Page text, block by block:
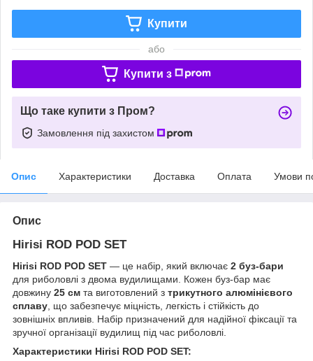
Купити
або
Купити з
Що таке купити з Пром?
Замовлення під захистом
Опис Характеристики Доставка Оплата Умови
Опис
Hirisi ROD POD SET
Hirisi ROD POD SET — це набір, який включає 2 буз-бари
для риболовлі з двома вудилищами. Кожен буз-бар має
довжину 25 см та виготовлений з трикутного алюмінієвого
сплаву , що забезпечує міцність, легкість і стійкість до
зовнішніх впливів. Набір призначений для надійної фіксації та
зручної організації вудилищ під час риболовлі.
Характеристики Hirisi ROD POD SET: